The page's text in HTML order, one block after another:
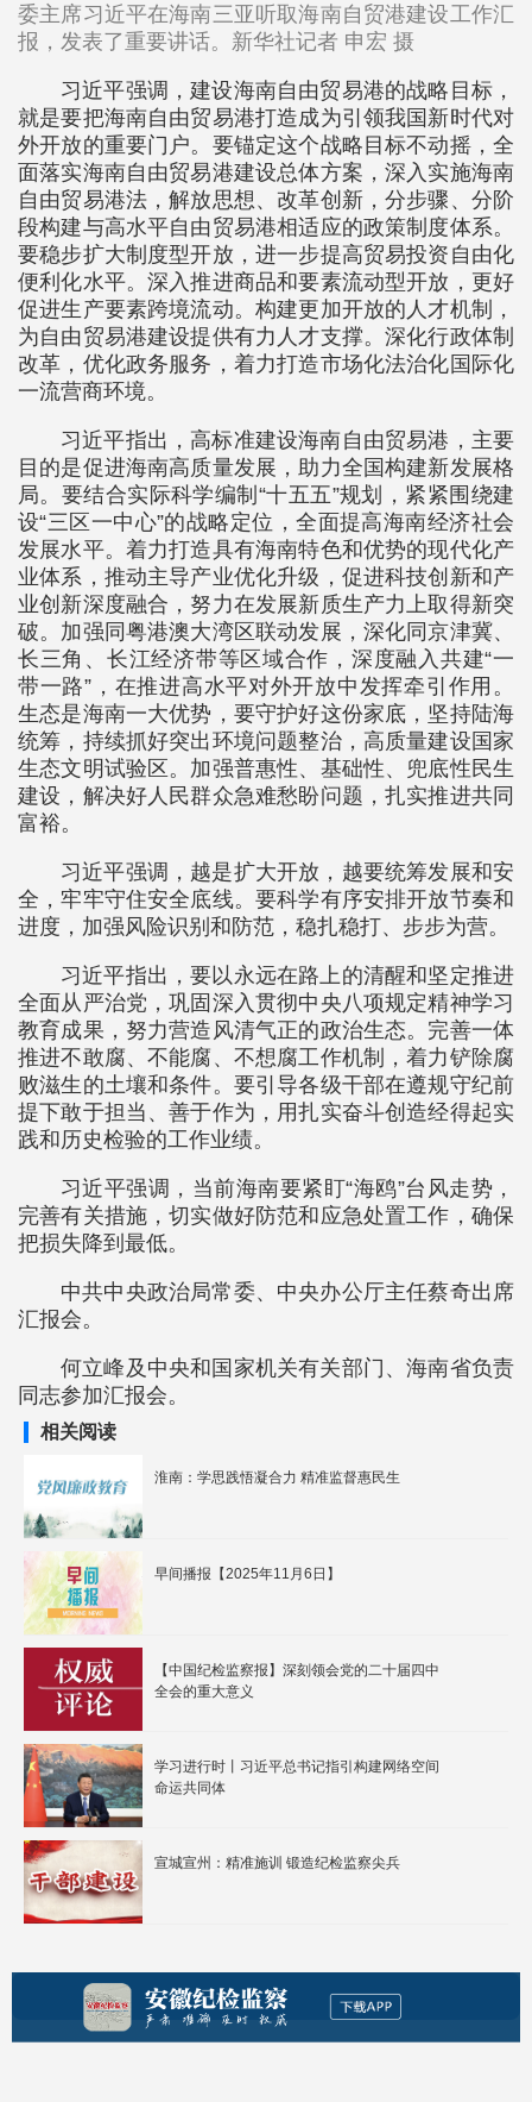
委主席习近平在海南三亚听取海南自贸港建设工作汇
报，发表了重要讲话。新华社记者 申宏 摄
习近平强调，建设海南自由贸易港的战略目标，
就是要把海南自由贸易港打造成为引领我国新时代对
外开放的重要门户。要锚定这个战略目标不动摇，全
面落实海南自由贸易港建设总体方案，深入实施海南
自由贸易港法，解放思想、改革创新，分步骤、分阶
段构建与高水平自由贸易港相适应的政策制度体系。
要稳步扩大制度型开放，进一步提高贸易投资自由化
便利化水平。深入推进商品和要素流动型开放，更好
促进生产要素跨境流动。构建更加开放的人才机制，
为自由贸易港建设提供有力人才支撑。深化行政体制
改革，优化政务服务，着力打造市场化法治化国际化
一流营商环境。
习近平指出，高标准建设海南自由贸易港，主要
目的是促进海南高质量发展，助力全国构建新发展格
局。要结合实际科学编制“十五五”规划，紧紧围绕建
设“三区一中心”的战略定位，全面提高海南经济社会
发展水平。着力打造具有海南特色和优势的现代化产
业体系，推动主导产业优化升级，促进科技创新和产
业创新深度融合，努力在发展新质生产力上取得新突
破。加强同粤港澳大湾区联动发展，深化同京津冀、
长三角、长江经济带等区域合作，深度融入共建“一
带一路”，在推进高水平对外开放中发挥牵引作用。
生态是海南一大优势，要守护好这份家底，坚持陆海
统筹，持续抓好突出环境问题整治，高质量建设国家
生态文明试验区。加强普惠性、基础性、兜底性民生
建设，解决好人民群众急难愁盼问题，扎实推进共同
富裕。
习近平强调，越是扩大开放，越要统筹发展和安
全，牢牢守住安全底线。要科学有序安排开放节奏和
进度，加强风险识别和防范，稳扎稳打、步步为营。
习近平指出，要以永远在路上的清醒和坚定推进
全面从严治党，巩固深入贯彻中央八项规定精神学习
教育成果，努力营造风清气正的政治生态。完善一体
推进不敢腐、不能腐、不想腐工作机制，着力铲除腐
败滋生的土壤和条件。要引导各级干部在遵规守纪前
提下敢于担当、善于作为，用扎实奋斗创造经得起实
践和历史检验的工作业绩。
习近平强调，当前海南要紧盯“海鸥”台风走势，
完善有关措施，切实做好防范和应急处置工作，确保
把损失降到最低。
中共中央政治局常委、中央办公厅主任蔡奇出席
汇报会。
何立峰及中央和国家机关有关部门、海南省负责
同志参加汇报会。
相关阅读
淮南：学思践悟凝合力 精准监督惠民生
早间播报【2025年11月6日】
【中国纪检监察报】深刻领会党的二十届四中
全会的重大意义
学习进行时丨习近平总书记指引构建网络空间
命运共同体
宣城宣州：精准施训 锻造纪检监察尖兵